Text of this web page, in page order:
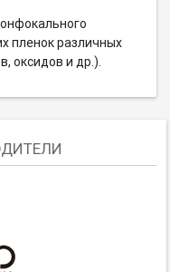
пленок различных
оксидов и др.).